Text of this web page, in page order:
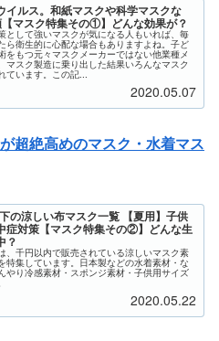
イルス。和紙マスクや科学マスクな
【マスク特集その①】どんな効果が？
として強いマスクが気になる人もいれば、毎
ら衛生的に心配な場合もありますよね。子ど
をもつ元々マスクメーカーではない他業種メ
マスク製造に乗り出した結果いろんなマスク
ています。この記...
2020.05.07
超絶高めのマスク・水着マス
の涼しい布マスク一覧 【夏用】子供
症対策【マスク特集その②】どんな生
？
、千円以内で販売されている涼しいマスク素
特集しています。日本製などの水着素材・な
やり冷感素材・スポンジ素材・子供用サイズ
2020.05.22